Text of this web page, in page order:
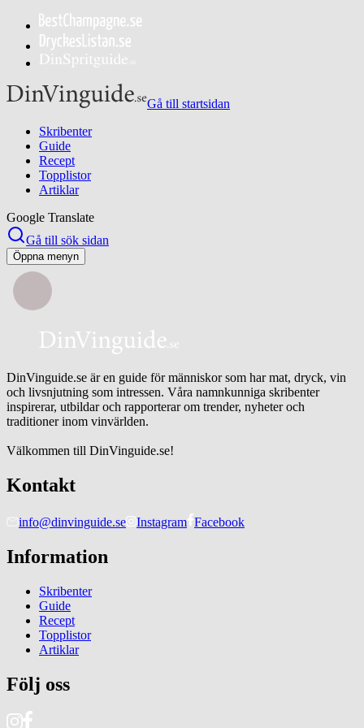
Gå till startsidan
Skribenter
Guide
Recept
Topplistor
Artiklar
Google Translate
Gå till sök sidan
Öppna menyn
DinVinguide.se är en guide för människor som har mat, dryck, vin
och livsnjutning som intressen. Våra namnkunniga skribenter
inspirerar, utbildar och rapporterar om trender, nyheter och
traditioner inom vinvärlden.
Välkommen till DinVinguide.se!
Kontakt
info@dinvinguide.se Instagram Facebook
Information
Skribenter
Guide
Recept
Topplistor
Artiklar
Följ oss